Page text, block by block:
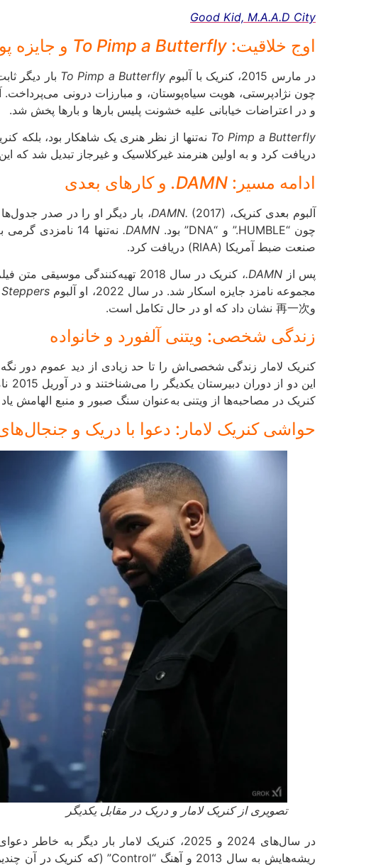
Good Kid, M.A.A.D City
اوج خلاقیت: To Pimp a Butterfly و جایزه
در مارس 2015، کنریک با آلبوم To Pimp a Butterfly بار دیگر
و در اعتراضات خیابانی علیه خشونت پلیس بارها و بارها پخش شد.
To Pimp a Butterfly
دریافت کرد و به اولین هنرمند غیرکلاسیک و غیرجاز تبدیل شد که
ادامه مسیر: DAMN. و کارهای بعدی
آلبوم بعدی کنریک، DAMN. (2017)، بار دیگر او را در صدر جدول‌ها قرار داد. این آلبوم که رویکردی تجاری‌تر نسبت به
چون “HUMBLE.” و “DNA” بود.
DAMN.
صنعت ضبط آمریکا (RIAA) دریافت کرد.
پس ازDAMN. ، کنریک در سال 2018 تهیه‌کنندگی موسیقی متن فیلم
مجموعه نامزد جایزه اسکار شد. در سال 2022، او آلبوم
و再一次 نشان داد که او در حال تکامل است.
زندگی شخصی: ویتنی آلفورد و خانواده
کنریک در مصاحبه‌ها از ویتنی به‌عنوان سنگ صبور و منبع
حواشی کنریک لامار: دعوا با دریک و جنجال‌های
تصویری از کنریک لامار و دریک در مقابل یکدیگر